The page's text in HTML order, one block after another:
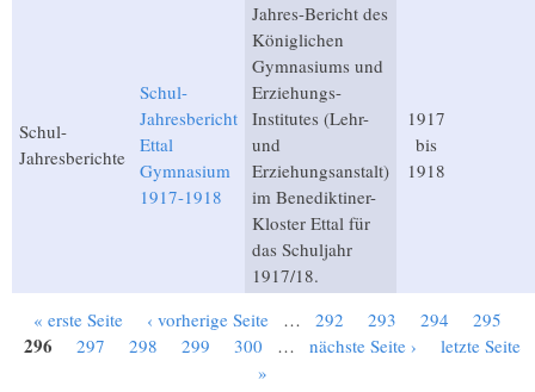
Schul-
Jahresberichte
Schul-
Jahresbericht
Ettal
Gymnasium
1917-1918
Jahres-Bericht des
Königlichen
Gymnasiums und
Erziehungs-
Institutes (Lehr-
und
Erziehungsanstalt)
im Benediktiner-
Kloster Ettal für
das Schuljahr
1917/18.
1917
bis
1918
Seiten
« erste Seite ‹ vorherige Seite … 292 293 294 295
296 297 298 299 300 … nächste Seite ›
letzte Seite
»